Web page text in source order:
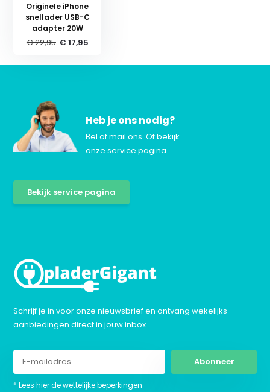
Originele iPhone
snellader USB-C
adapter 20W
€ 22,95 € 17,95
Heb je ons nodig?
Bel of mail ons. Of bekijk
onze service pagina
Bekijk service pagina
Schrijf je in voor onze nieuwsbrief en ontvang wekelijks
aanbiedingen direct in jouw inbox
Abonneer
* Lees hier de wettelijke beperkingen